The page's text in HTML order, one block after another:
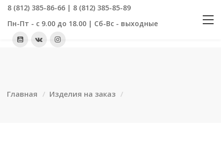
8 (812) 385-86-66 | 8 (812) 385-85-89
Пн-Пт - с 9.00 до 18.00 | Сб-Вс - выходные
Главная Изделия на заказ